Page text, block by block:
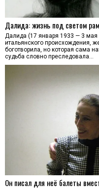
Далида: жизнь под светом
Далида (17 января 1933 — 3 мая
итальянского происхождения,
боготворила, но которая сама
судьба словно преследовала…
Он писал для неё балеты